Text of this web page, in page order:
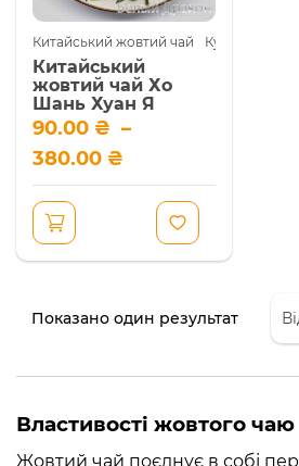
Китайський жовтий чай Купити
Китайський
жовтий чай Хо
Шань Хуан Я
Маловідомий за
кордоном, але
жовтий чай Хо Шань
Хуан Я, в перекладі з
китайської "Жовті
бруньки з гори
справжніх гурманів і
унікальною
чай має тонкий смак і
Розгорнути
90.00 ₴ –
380.00 ₴
Діапазон
цін:
від
90.00 ₴
до
380.00 ₴
кілька
на
сторінці
Показано один результат
Властивості жовтого чаю
Жовтий чай поєднує в собі